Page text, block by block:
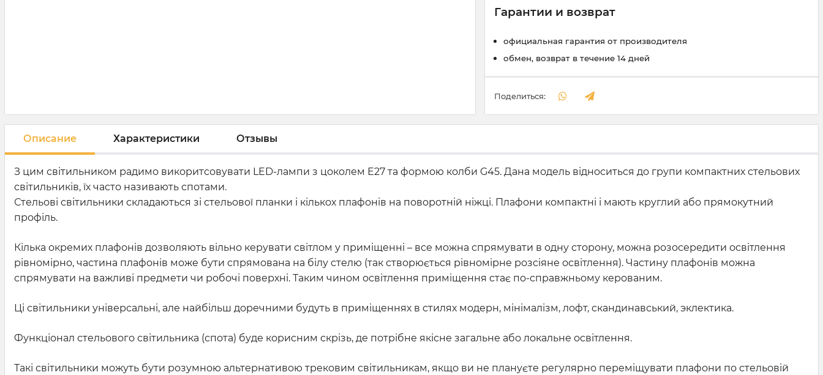
Гарантии и возврат
официальная гарантия от производителя
обмен, возврат в течение 14 дней
Поделиться:
Описание Характеристики Отзывы
З цим світильником радимо викоритсовувати LED-лампи з цоколем Е27 та формою колби G45. Дана модель відноситься до групи компактних стельових
світильників, їх часто називають спотами.
Стельові світильники складаються зі стельової планки і кількох плафонів на поворотній ніжці. Плафони компактні і мають круглий або прямокутний
профіль.
Кілька окремих плафонів дозволяють вільно керувати світлом у приміщенні – все можна спрямувати в одну сторону, можна розосередити освітлення
рівномірно, частина плафонів може бути спрямована на білу стелю (так створюється рівномірне розсіяне освітлення). Частину плафонів можна
спрямувати на важливі предмети чи робочі поверхні. Таким чином освітлення приміщення стає по-справжньому керованим.
Ці світильники універсальні, але найбільш доречними будуть в приміщеннях в стилях модерн, мінімалізм, лофт, скандинавський, эклектика.
Функціонал стельового світильника (спота) буде корисним скрізь, де потрібне якісне загальне або локальне освітлення.
Такі світильники можуть бути розумною альтернативою трековим світильникам, якщо ви не плануєте регулярно переміщувати плафони по стельовій